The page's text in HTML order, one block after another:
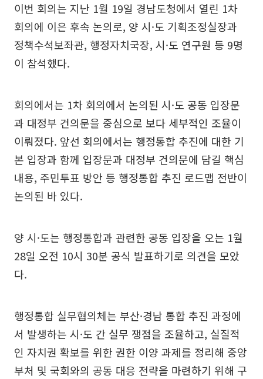
이번 회의는 지난 1월 19일 경남도청에서 열린 1차
회의에 이은 후속 논의로, 양 시·도 기획조정실장과
정책수석보좌관, 행정자치국장, 시·도 연구원 등 9명
이 참석했다.
회의에서는 1차 회의에서 논의된 시·도 공동 입장문
과 대정부 건의문을 중심으로 보다 세부적인 조율이
이뤄졌다. 앞선 회의에서는 행정통합 추진에 대한 기
본 입장과 함께 입장문과 대정부 건의문에 담길 핵심
내용, 주민투표 방안 등 행정통합 추진 로드맵 전반이
논의된 바 있다.
양 시·도는 행정통합과 관련한 공동 입장을 오는 1월
28일 오전 10시 30분 공식 발표하기로 의견을 모았
다.
행정통합 실무협의체는 부산·경남 통합 추진 과정에
서 발생하는 시·도 간 실무 쟁점을 조율하고, 실질적
인 자치권 확보를 위한 권한 이양 과제를 정리해 중앙
부처 및 국회와의 공동 대응 전략을 마련하기 위해 구